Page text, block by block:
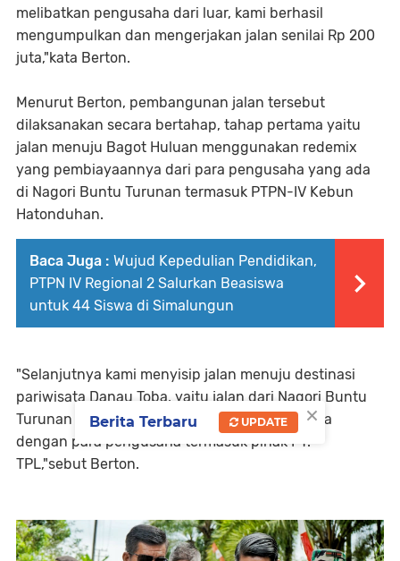
melibatkan pengusaha dari luar, kami berhasil
mengumpulkan dan mengerjakan jalan senilai Rp 200
juta,"kata Berton.
Menurut Berton, pembangunan jalan tersebut
dilaksanakan secara bertahap, tahap pertama yaitu
jalan menuju Bagot Huluan menggunakan redemix
yang pembiayaannya dari para pengusaha yang ada
di Nagori Buntu Turunan termasuk PTPN-IV Kebun
Hatonduhan.
Baca Juga : Wujud Kepedulian Pendidikan,
PTPN IV Regional 2 Salurkan Beasiswa
untuk 44 Siswa di Simalungun
"Selanjutnya kami menyisip jalan menuju destinasi
pariwisata Danau Toba, yaitu jalan dari Nagori Buntu
Turunan menuju Simpang Palang, bekerjasama
dengan para pengusaha termasuk pihak PT.
TPL,"sebut Berton.
×
Berita Terbaru UPDATE